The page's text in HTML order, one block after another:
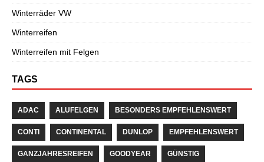
Winterräder VW
Winterreifen
Winterreifen mit Felgen
TAGS
ADAC ALUFELGEN BESONDERS EMPFEHLENSWERT
CONTI CONTINENTAL DUNLOP EMPFEHLENSWERT
GANZJAHRESREIFEN GOODYEAR GÜNSTIG